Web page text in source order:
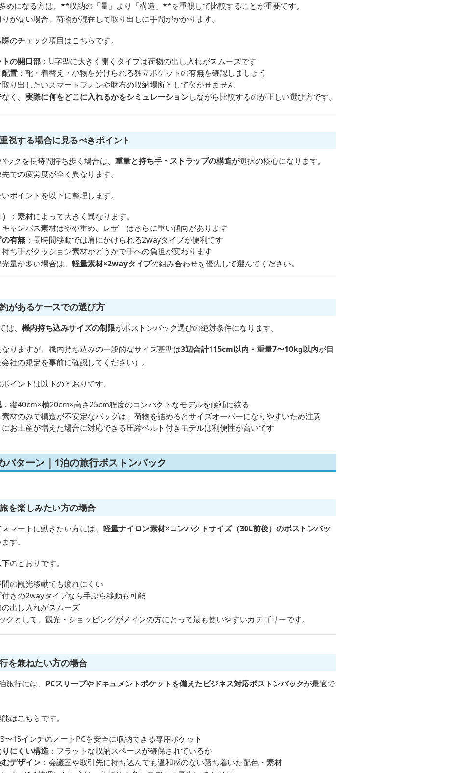
めになる方は、**収納の「量」より「構造」**を重視して比較することが重要です。
がない場合、荷物が混在して取り出しに手間がかかります。
のチェック項目はこちらです。
の開口部 ：U字型に大きく開くタイプは荷物の出し入れがスムーズです
置 ：靴・着替え・小物を分けられる独立ポケットの有無を確認しましょう
取り出したいスマートフォンや財布の収納場所として欠かせません
く、 実際に何をどこに入れるかをシミュレーションしながら比較するのが正しい選び方です。
視する場合に見るべきポイント
ックを長時間持ち歩く場合は、 重量と持ち手・ストラップの構造が選択の核心になります。
での疲労度が全く異なります。
ポイントを以下に整理します。
：素材によって大きく異なります。
ャンバス素材はやや重め、レザーはさらに重い傾向があります
有無 ：長時間移動では肩にかけられる2wayタイプが便利です
持ち手がクッション素材かどうかで手への負担が変わります
量が多い場合は、 軽量素材×2wayタイプの組み合わせを優先して選んでください。
があるケースでの選び方
、 機内持ち込みサイズの制限がボストンバック選びの絶対条件になります。
りますが、機内持ち込みの一般的なサイズ基準は3辺合計115cm以内・重量7〜10kg以内が目
社の規定を事前に確認してください）。
イントは以下のとおりです。
：縦40cm×横20cm×高さ25cm程度のコンパクトなモデルを候補に絞る
素材のみで構造が不安定なバッグは、荷物を詰めるとサイズオーバーになりやすいため注意
にお土産が増えた場合に対応できる圧縮ベルト付きモデルは利便性が高いです
パターン｜1泊の旅行ボストンバック
を楽しみたい方の場合
マートに動きたい方には、 軽量ナイロン素材×コンパクトサイズ（30L前後）のボストンバッ
す。
のとおりです。
の観光移動でも疲れにくい
きの2wayタイプなら手ぶら移動も可能
出し入れがスムーズ
クとして、観光・ショッピングがメインの方にとって最も使いやすいカテゴリーです。
を兼ねたい方の場合
旅行には、 PCスリーブやドキュメントポケットを備えたビジネス対応ボストンバックが最適で
はこちらです。
〜15インチのノートPCを安全に収納できる専用ポケット
にくい構造 ：フラットな収納スペースが確保されているか
デザイン ：会議室や取引先に持ち込んでも違和感のない落ち着いた配色・素材